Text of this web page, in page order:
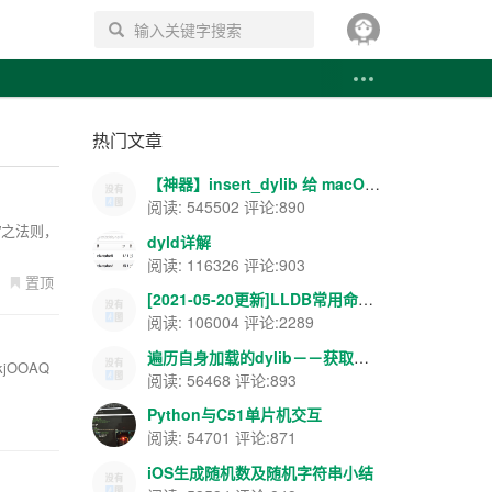
搜索
法则，
置顶
热门文章
【神器】insert_dylib 给 macOS APP 添加导入表注入--你懂的~~
阅读: 545502 评论:890
dyld详解
阅读: 116326 评论:903
[2021-05-20更新]LLDB常用命令--飘云整理
阅读: 106004 评论:2289
遍历自身加载的dylib－－获取载入地址和ASLR地址等
阅读: 56468 评论:893
Python与C51单片机交互
阅读: 54701 评论:871
iOS生成随机数及随机字符串小结